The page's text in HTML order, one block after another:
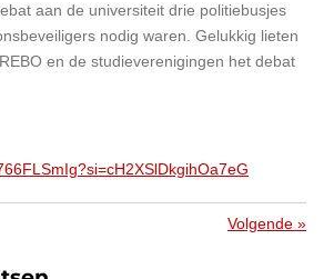
aan de universiteit drie politiebusjes
nodig waren. Gelukkig lieten
en de studieverenigingen het debat
Volgende »